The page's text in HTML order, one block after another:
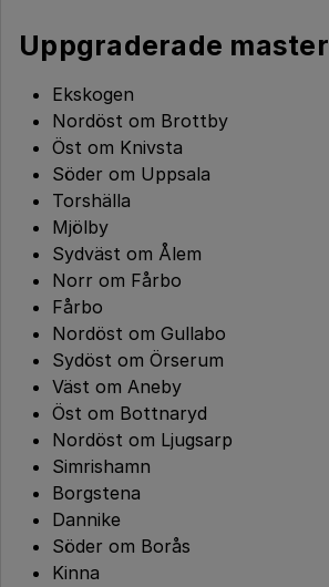
Uppgraderade master
Ekskogen
Nordöst om Brottby
Öst om Knivsta
Söder om Uppsala
Torshälla
Mjölby
Sydväst om Ålem
Norr om Fårbo
Fårbo
Nordöst om Gullabo
Sydöst om Örserum
Väst om Aneby
Öst om Bottnaryd
Nordöst om Ljugsarp
Simrishamn
Borgstena
Dannike
Söder om Borås
Kinna